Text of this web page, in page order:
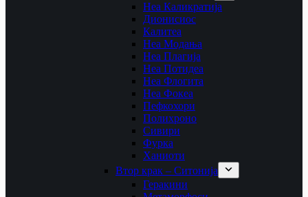
Неа Каликратија
Дионисиос
Калитеа
Неа Модања
Неа Плагија
Неа Потидеа
Неа Флогита
Неа Фокеа
Пефкохори
Полихроно
Сивири
Фурка
Ханиоти
Втор крак – Ситонија
Геракини